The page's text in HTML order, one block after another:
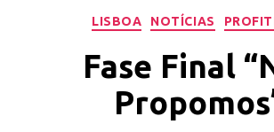
LISBOA NOTÍCIAS
Fase Final